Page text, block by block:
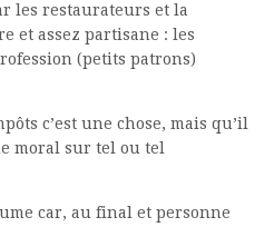
les restaurateurs et la
et assez partisane : les
(petits patrons)
c’est une chose, mais qu’il
moral sur tel ou tel
car, au final et personne